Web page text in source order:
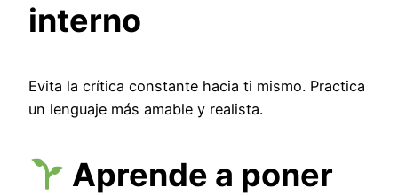
interno
Evita la crítica constante hacia ti mismo. Practica
un lenguaje más amable y realista.
Aprende a poner